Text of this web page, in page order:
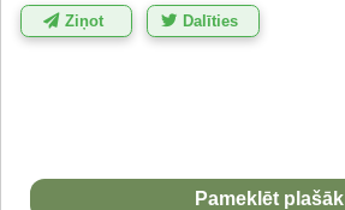
Ziņot Dalīties
Pameklēt plašāk